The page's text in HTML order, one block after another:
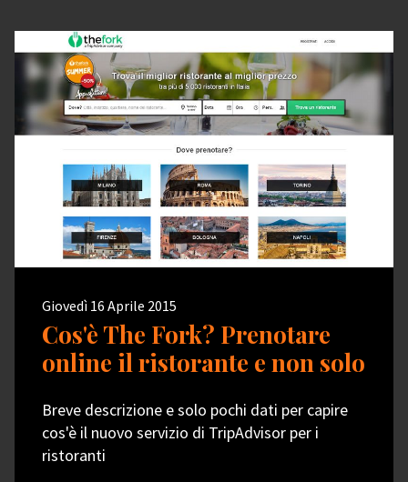
Giovedì 16 Aprile 2015
Cos'è The Fork? Prenotare
online il ristorante e non solo
Breve descrizione e solo pochi dati per capire
cos'è il nuovo servizio di TripAdvisor per i
ristoranti